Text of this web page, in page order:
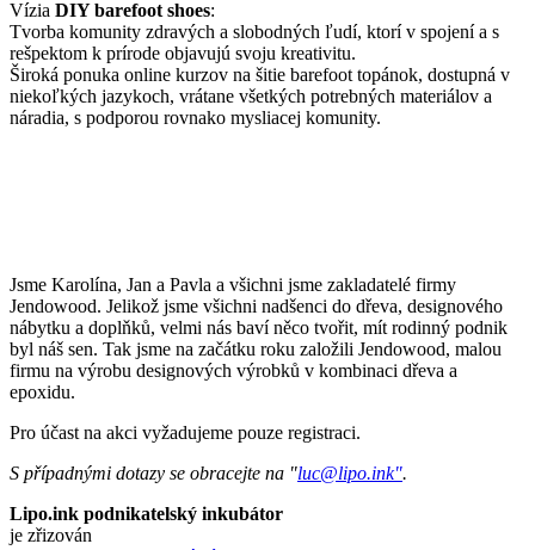
Vízia DIY barefoot shoes:
Tvorba komunity zdravých a slobodných ľudí, ktorí v spojení a s
rešpektom k prírode objavujú svoju kreativitu.
Široká ponuka online kurzov na šitie barefoot topánok, dostupná v
niekoľkých jazykoch, vrátane všetkých potrebných materiálov a
náradia, s podporou rovnako mysliacej komunity.
Jsme Karolína, Jan a Pavla a všichni jsme zakladatelé firmy
Jendowood. Jelikož jsme všichni nadšenci do dřeva, designového
nábytku a doplňků, velmi nás baví něco tvořit, mít rodinný podnik
byl náš sen. Tak jsme na začátku roku založili Jendowood, malou
firmu na výrobu designových výrobků v kombinaci dřeva a
epoxidu.
Pro účast na akci vyžadujeme pouze registraci.
S případnými dotazy se obracejte na "luc@lipo.ink".
Lipo.ink podnikatelský inkubátor
je zřizován